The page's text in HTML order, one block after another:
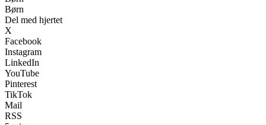
Børn
Del med hjertet
X
Facebook
Instagram
LinkedIn
YouTube
Pinterest
TikTok
Mail
RSS